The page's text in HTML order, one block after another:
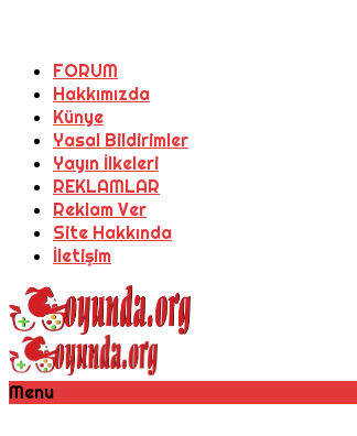
FORUM
Hakkımızda
Künye
Yasal Bildirimler
Yayın İlkeleri
REKLAMLAR
Reklam Ver
Site Hakkında
İletişim
Menu